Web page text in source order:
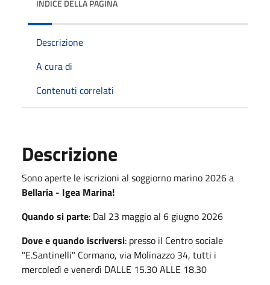
INDICE DELLA PAGINA
Descrizione
A cura di
Contenuti correlati
Descrizione
Sono aperte le iscrizioni al soggiorno marino 2026 a
Bellaria - Igea Marina!
Quando si parte: Dal 23 maggio al 6 giugno 2026
Dove e quando iscriversi: presso il Centro sociale
"E.Santinelli" Cormano, via Molinazzo 34, tutti i
mercoledì e venerdì DALLE 15.30 ALLE 18.30